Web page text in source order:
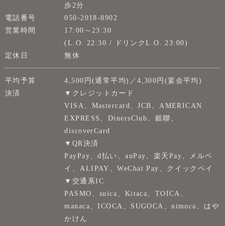
歩2分
電話番号
050-2018-8902
営業時間
17:00～23:30
(L.O. 22:30 / ドリンクL.O. 23:00)
定休日
無休
平均予算
4,500円(通常平均)／4,300円(宴会平均)
決済
▼クレジットカード
VISA、Mastercard、JCB、AMERICAN
EXPRESS、DinersClub、銀聯、
discoverCard
▼QR決済
PayPay、d払い、auPay、楽天Pay、メルペ
イ、ALIPAY、WeChat Pay、クイックペイ
▼交通系IC
PASMO、suica、Kitaca、TOICA、
manaca、ICOCA、SUGOCA、nimoca、はや
かけん